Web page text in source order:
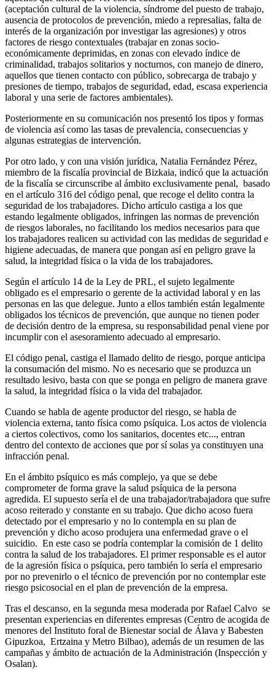
(aceptación cultural de la violencia, síndrome del puesto de trabajo,
ausencia de protocolos de prevención, miedo a represalias, falta de
interés de la organización por investigar las agresiones) y otros
factores de riesgo contextuales (trabajar en zonas socio-
económicamente deprimidas, en zonas con elevado índice de
criminalidad, trabajos solitarios y nocturnos, con manejo de dinero,
aquellos que tienen contacto con público, sobrecarga de trabajo y
presiones de tiempo, trabajos de seguridad, edad, escasa experiencia
laboral y una serie de factores ambientales).
Posteriormente en su comunicación nos presentó los tipos y formas
de violencia así como las tasas de prevalencia, consecuencias y
algunas estrategias de intervención.
Por otro lado, y con una visión jurídica, Natalia Fernández Pérez,
miembro de la fiscalía provincial de Bizkaia, indicó que la actuación
de la fiscalía se circunscribe al ámbito exclusivamente penal, basado
en el artículo 316 del código penal, que recoge el delito contra la
seguridad de los trabajadores. Dicho artículo castiga a los que
estando legalmente obligados, infringen las normas de prevención
de riesgos laborales, no facilitando los medios necesarios para que
los trabajadores realicen su actividad con las medidas de seguridad e
higiene adecuadas, de manera que pongan así en peligro grave la
salud, la integridad física o la vida de los trabajadores.
Según el artículo 14 de la Ley de PRL, el sujeto legalmente
obligado es el empresario o gerente de la actividad laboral y en las
personas en las que delegue. Junto a ellos también están legalmente
obligados los técnicos de prevención, que aunque no tienen poder
de decisión dentro de la empresa, su responsabilidad penal viene por
incumplir con el asesoramiento adecuado al empresario.
El código penal, castiga el llamado delito de riesgo, porque anticipa
la consumación del mismo. No es necesario que se produzca un
resultado lesivo, basta con que se ponga en peligro de manera grave
la salud, la integridad física o la vida del trabajador.
Cuando se habla de agente productor del riesgo, se habla de
violencia externa, tanto física como psíquica. Los actos de violencia
a ciertos colectivos, como los sanitarios, docentes etc..., entran
dentro del contexto de acciones que por sí solas ya constituyen una
infracción penal.
En el ámbito psíquico es más complejo, ya que se debe
comprometer de forma grave la salud psíquica de la persona
agredida. El supuesto sería el de una trabajador/trabajadora que sufre
acoso reiterado y constante en su trabajo. Que dicho acoso fuera
detectado por el empresario y no lo contempla en su plan de
prevención y dicho acoso produjera una enfermedad grave o el
suicidio. En este caso se podría contemplar la comisión de 1 delito
contra la salud de los trabajadores. El primer responsable es el autor
de la agresión física o psíquica, pero también lo sería el empresario
por no prevenirlo o el técnico de prevención por no contemplar este
riesgo psicosocial en el plan de prevención de la empresa.
Tras el descanso, en la segunda mesa moderada por Rafael Calvo se
presentan experiencias en diferentes empresas (Centro de acogida de
menores del Instituto foral de Bienestar social de Álava y Babesten
Gipuzkoa, Ertzaina y Metro Bilbao), además de un resumen de las
campañas y ámbito de actuación de la Administración (Inspección y
Osalan).